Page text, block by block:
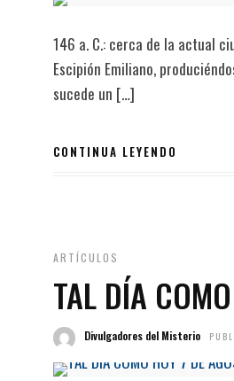
146 a. C.: cerca de la actual
Escipión Emiliano,
sucede un […]
CONTINUA LEYENDO
ARTÍCULOS
TAL DÍA
Divulgadores del Misterio